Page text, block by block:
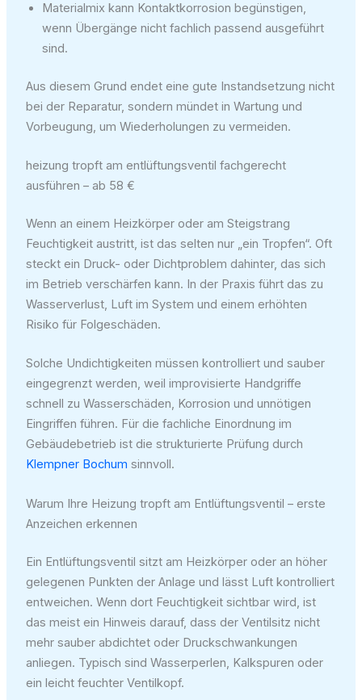
Materialmix kann Kontaktkorrosion begünstigen,
wenn Übergänge nicht fachlich passend ausgeführt
sind.
Aus diesem Grund endet eine gute Instandsetzung nicht
bei der Reparatur, sondern mündet in Wartung und
Vorbeugung, um Wiederholungen zu vermeiden.
heizung tropft am entlüftungsventil fachgerecht
ausführen – ab 58 €
Wenn an einem Heizkörper oder am Steigstrang
Feuchtigkeit austritt, ist das selten nur „ein Tropfen“. Oft
steckt ein Druck- oder Dichtproblem dahinter, das sich
im Betrieb verschärfen kann. In der Praxis führt das zu
Wasserverlust, Luft im System und einem erhöhten
Risiko für Folgeschäden.
Solche Undichtigkeiten müssen kontrolliert und sauber
eingegrenzt werden, weil improvisierte Handgriffe
schnell zu Wasserschäden, Korrosion und unnötigen
Eingriffen führen. Für die fachliche Einordnung im
Gebäudebetrieb ist die strukturierte Prüfung durch
Klempner Bochum sinnvoll.
Warum Ihre Heizung tropft am Entlüftungsventil – erste
Anzeichen erkennen
Ein Entlüftungsventil sitzt am Heizkörper oder an höher
gelegenen Punkten der Anlage und lässt Luft kontrolliert
entweichen. Wenn dort Feuchtigkeit sichtbar wird, ist
das meist ein Hinweis darauf, dass der Ventilsitz nicht
mehr sauber abdichtet oder Druckschwankungen
anliegen. Typisch sind Wasserperlen, Kalkspuren oder
ein leicht feuchter Ventilkopf.